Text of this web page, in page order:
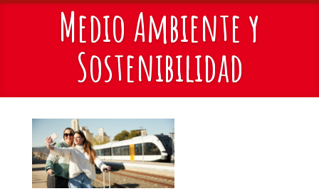
Medio Ambiente y
Sostenibilidad